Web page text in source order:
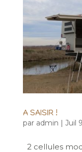
A SAISIR !
par admin | Juil
2 cellules